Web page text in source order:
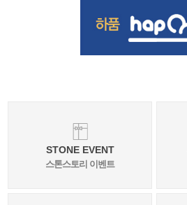
STONE EVENT
스톤스토리 이벤트